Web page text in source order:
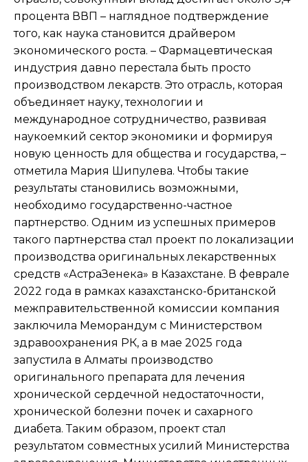
процента ВВП – наглядное подтверждение
того, как наука становится драйвером
экономического роста. – Фармацевтическая
индустрия давно перестала быть просто
производством лекарств. Это отрасль, которая
объединяет науку, технологии и
международное сотрудничество, развивая
наукоемкий сектор экономики и формируя
новую ценность для общества и государства, –
отметила Мария Шипулева. Чтобы такие
результаты становились возможными,
необходимо государственно-частное
партнерство. Одним из успешных примеров
такого партнерства стал проект по локализации
производства оригинальных лекарственных
средств «АстраЗенека» в Казахстане. В феврале
2022 года в рамках казахстанско-британской
межправительственной комиссии компания
заключила Меморандум с Министерством
здравоохранения РК, а в мае 2025 года
запустила в Алматы производство
оригинального препарата для лечения
хронической сердечной недостаточности,
хронической болезни почек и сахарного
диабета. Таким образом, проект стал
результатом совместных усилий Министерства